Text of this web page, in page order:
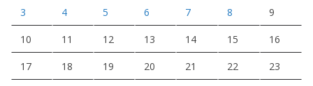
3 4 5 6 7 8 9
10 11 12 13 14 15 16
17 18 19 20 21 22 23